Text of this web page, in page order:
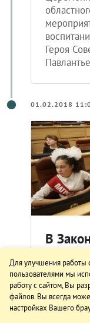
Героя
01.02.2018
В
Для улучшения работы
пользователями мы
работу с сайтом, Вы
файлов. Вы всегда
настройках Вашего